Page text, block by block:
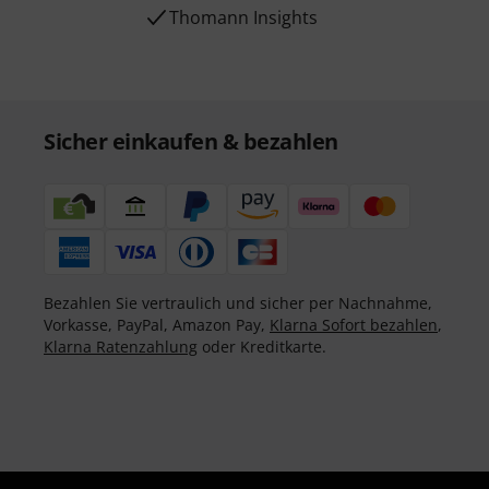
Thomann Insights
Sicher einkaufen & bezahlen
Bezahlen Sie vertraulich und sicher per Nachnahme,
Vorkasse, PayPal, Amazon Pay, Klarna Sofort bezahlen,
Klarna Ratenzahlung oder Kreditkarte.